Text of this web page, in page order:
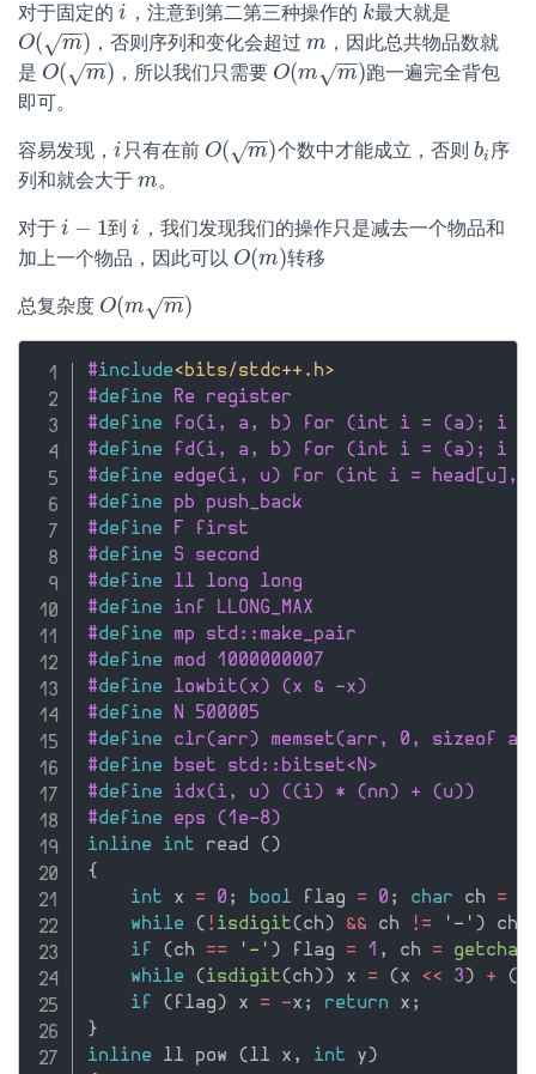
对于固定的 i
i ，注意到第二第三种操作的 k
k最大就是
O( m
−−
√ )
O(m) ，否则序列和变化会超过m
m ，因此总共物品数就
是 O( m
−−
√ )
O(m) ，所以我们只需要 O(m m
−−
√ )
O(mm)
跑一遍完全背包
即可。
容易发现， i
i 只有在前 O( m
−−
√ )
O(m) 个数中才能成立，否则 bi
bi序
列和就会大于 m
m 。
对于 i − 1
i−1 到i
i ，我们发现我们的操作只是减去一个物品和
加上一个物品，因此可以 O(m)
O(m) 转移
总复杂度 O(m m
−−
√ )
O(mm)
#include<bits/stdc++.h>
#define Re register
#define fo(i, a, b) for (int i = (a); i
#define fd(i, a, b) for (int i = (a); i
#define edge(i, u) for (int i =
#define pb push_back
#define F first
#define S second
#define ll long long
#define inf LLONG_MAX
#define mp std::make_pair
#define mod 1000000007
#define lowbit(x) (x & -x)
#define N 500005
#define clr(arr) memset(arr, 0, sizeof
#define bset std::bitset<N>
#define idx(i, u) ((i) * (nn) + (u))
#define eps (1e-8)
inline
int read ()
{
int x = 0 ; bool flag = 0 ; char ch =
while
( ! isdigit(ch) && ch != '-' ) ch
if
(ch == '-' ) flag = 1 , ch = getchar
while
(isdigit(ch)) x = (x << 3) + (
if
( flag) x = -x ; return x ;
}
inline ll pow (ll x , int y)